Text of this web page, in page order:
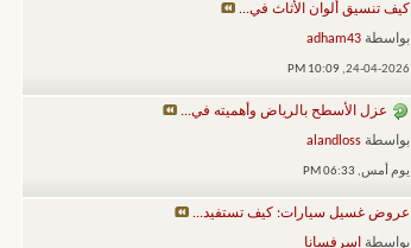
كيف تنسيق ألوان الأثاث في...
بواسطة adham43
24-04-2026,
10:09 PM
عزل الأسطح بالرياض وأهميته في...
بواسطة alandloss
يوم أمس, 06:33 PM
عروض غسيل سيارات: كيف تستفيد...
بواسطة اسرفسانا